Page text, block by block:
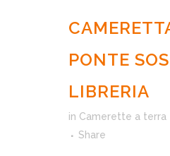
PONTE
LIBRERIA
in Camerette a terra
Share